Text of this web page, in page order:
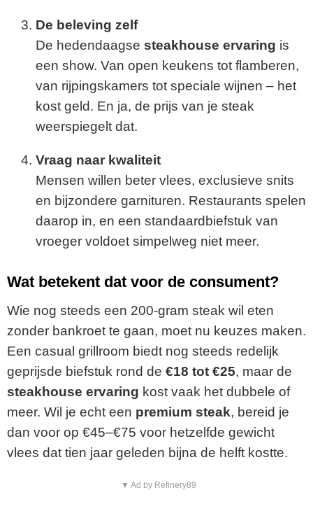
De beleving zelf
De hedendaagse steakhouse ervaring is
een show. Van open keukens tot flamberen,
van rijpingskamers tot speciale wijnen – het
kost geld. En ja, de prijs van je steak
weerspiegelt dat.
Vraag naar kwaliteit
Mensen willen beter vlees, exclusieve snits
en bijzondere garnituren. Restaurants spelen
daarop in, en een standaardbiefstuk van
vroeger voldoet simpelweg niet meer.
Wat betekent dat voor de consument?
Wie nog steeds een 200-gram steak wil eten
zonder bankroet te gaan, moet nu keuzes maken.
Een casual grillroom biedt nog steeds redelijk
geprijsde biefstuk rond de €18 tot €25, maar de
steakhouse ervaring kost vaak het dubbele of
meer. Wil je echt een premium steak, bereid je
dan voor op €45–€75 voor hetzelfde gewicht
vlees dat tien jaar geleden bijna de helft kostte.
▼ Ad by Refinery89